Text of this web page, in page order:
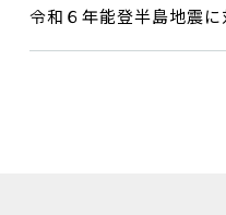
令和６年能登半島地震